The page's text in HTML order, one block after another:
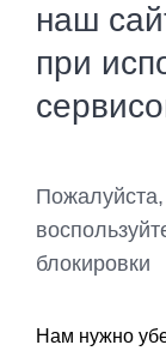
наш
при
блокировки
Нам нужно